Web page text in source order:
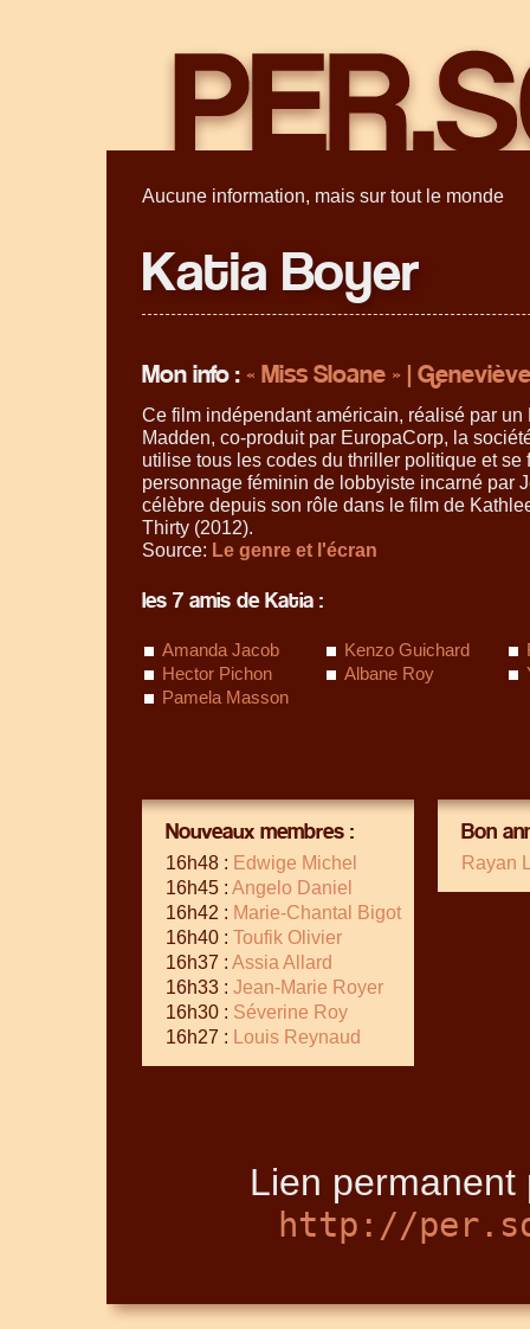
Aucune information, mais sur tout le monde
Katia Boyer
Mon info : « Miss Sloane » |
Ce film indépendant américain, réalisé par un
Madden, co-produit par EuropaCorp, la
utilise tous les codes du thriller politique et se
personnage féminin de lobbyiste incarné par
célèbre depuis son rôle dans le film de
Thirty (2012).
Source: Le genre et l'écran
les 7 amis de Katia :
Amanda Jacob Kenzo Guichard
Hector Pichon
Albane Roy
Pamela Masson
Nouveaux membres :
16h48 : Edwige Michel
16h45 : Angelo Daniel
16h42 : Marie-Chantal Bigot
16h40 : Toufik Olivier
16h37 : Assia Allard
16h33 : Jean-Marie Royer
16h30 : Séverine Roy
16h27 :
Louis Reynaud
Bon
Rayan
Lien
http://